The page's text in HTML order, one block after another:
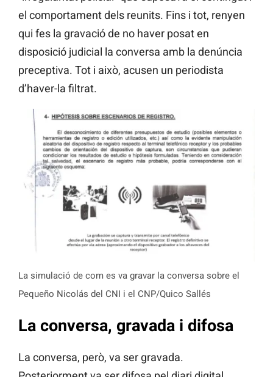
el comportament dels reunits. Fins i tot, renyen
qui fes la gravació de no haver posat en
disposició judicial la conversa amb la denúncia
preceptiva. Tot i això, acusen un periodista
d’haver-la filtrat.
La simulació de com es va gravar la conversa sobre el
Pequeño Nicolás del CNI i el CNP/Quico Sallés
La conversa, gravada i difosa
La conversa, però, va ser gravada.